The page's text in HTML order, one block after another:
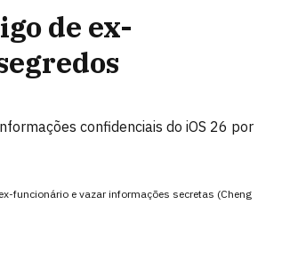
de ex-
confidenciais do iOS 26 por
funcionário e vazar informações secretas (Cheng